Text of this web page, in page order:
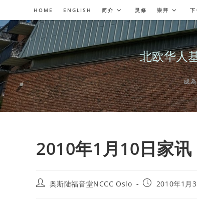
to
content
HOME ENGLISH 简介 灵修 崇拜 下
北欧华人
成
2010年1月10日家讯
Post奥斯陆福音堂NCCC Oslo
Post2010年1月